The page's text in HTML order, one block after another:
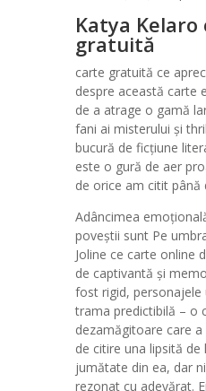
Katya Kelaro
gratuită
carte gratuită ce
despre această carte
de a atrage o gamă
fani ai misterului și
bucură de ficțiune
este o gură de aer
de orice am citit până
Adâncimea
poveștii sunt Pe
Joline ce carte online
de captivantă și
fost rigid, personajele
trama predictibilă – o
dezamăgitoare care
de citire una lipsită
jumătate din ea, dar
rezonat cu adevărat.